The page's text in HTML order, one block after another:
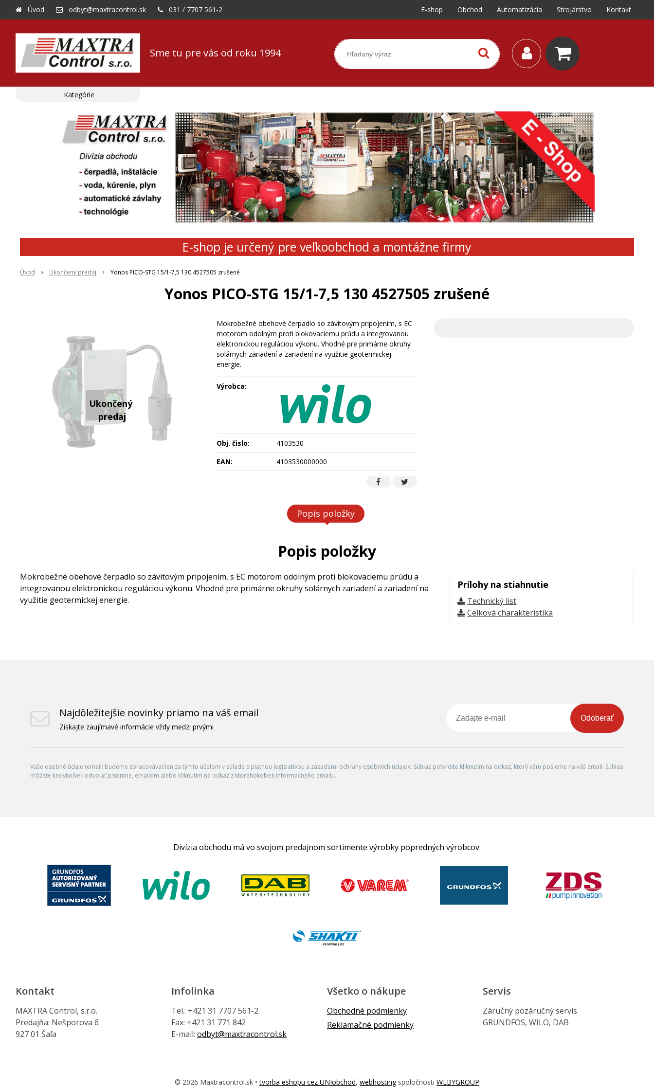
Sme tu pre vás od roku 1994
Úvod odbyt@maxtracontrol.sk 031 / 7707 561-2 E-shop Obchod Automatizácia Strojárstvo Kontakt
E-shop je určený pre veľkoobchod a montážne firmy
Úvod Ukončený predaj Yonos PICO-STG 15/1-7,5 130 4527505 zrušené
Yonos PICO-STG 15/1-7,5 130 4527505 zrušené
Mokrobežné obehové čerpadlo so závitovým pripojením, s EC
motorom odolným proti blokovaciemu prúdu a integrovanou
elektronickou reguláciou výkonu. Vhodné pre primárne okruhy
solárnych zariadení a zariadení na využitie geotermickej
energie.
Výrobca:
Obj. čislo:
4103530
EAN:
4103530000000
Popis položky
Popis položky
Prílohy na stiahnutie
Technický list
Celková charakteristika
Mokrobežné obehové čerpadlo so závitovým pripojením, s EC motorom odolným proti blokovaciemu prúdu a
integrovanou elektronickou reguláciou výkonu. Vhodné pre primárne okruhy solárnych zariadení a zariadení na
využitie geotermickej energie.
Kategórie
Najdôležitejšie novinky priamo na váš email
Získajte zaujímavé informácie vždy medzi prvými
Odoberať
Vaše osobné údaje (email) budeme spracovávať len za týmto účelom v súlade s platnou legislatívou a zásadami ochrany osobných údajov. Súhlas potvrdíte kliknutím na odkaz, ktorý vám pošleme na váš email. Súhlas
môžete kedykoľvek odvolať písomne, emailom alebo kliknutím na odkaz z ktoréhokoľvek informačného emailu.
Divízia obchodu má vo svojom predajnom sortimente výrobky popredných výrobcov:
Kontakt
MAXTRA Control, s.r.o.
Predajňa: Nešporova 6
927 01 Šaľa
Infolinka
Tel.: +421 31 7707 561-2
Fax: +421 31 771 842
E-mail: odbyt@maxtracontrol.sk
Všetko o nákupe
Obchodné podmienky
Reklamačné podmienky
Servis
Záručný pozáručný servis
GRUNDFOS, WILO, DAB
© 2026 Maxtracontrol.sk •tvorba eshopu cez UNIobchod, webhostingspoločnosti WEBYGROUP